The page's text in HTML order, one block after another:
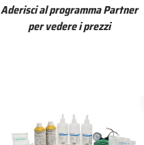
Aderisci al programma Partner
per vedere i prezzi